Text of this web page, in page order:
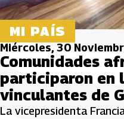
MI PAÍS
Miércoles, 30
Comunidades
participaron en
vinculantes de
La vicepresidenta